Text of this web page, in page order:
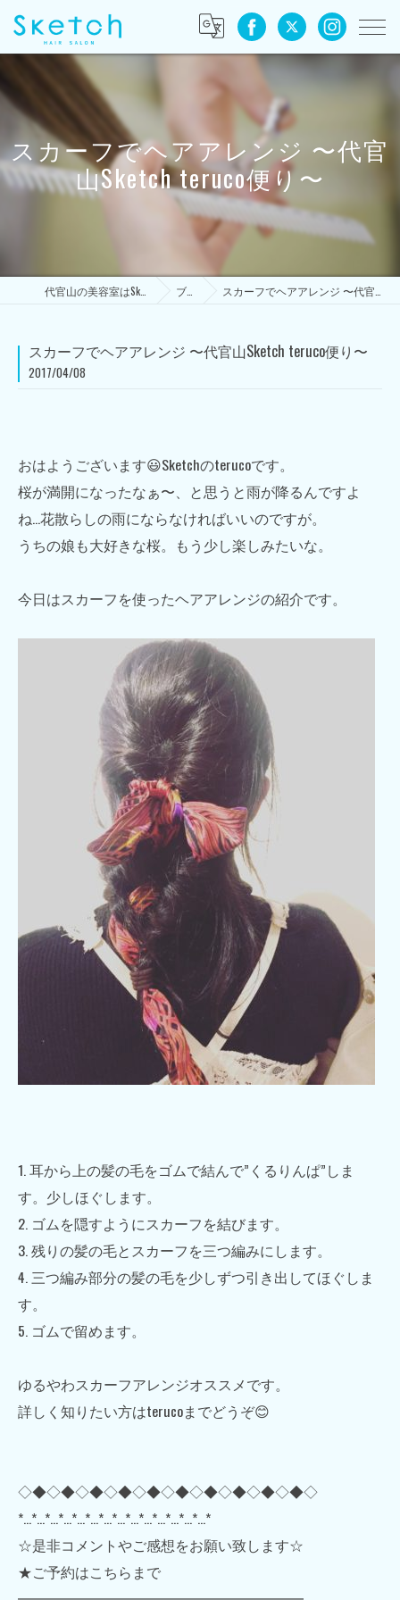
スカーフでヘアアレンジ 〜代官
山Sketch teruco便り〜
ブログ スカーフでヘアアレンジ 〜代官山Sketch teruco便り〜
スカーフでヘアアレンジ 〜代官山Sketch teruco便り〜
2017/04/08
おはようございます😃Sketchのterucoです。
桜が満開になったなぁ〜、と思うと雨が降るんですよ
ね…花散らしの雨にならなければいいのですが。
うちの娘も大好きな桜。もう少し楽しみたいな。
今日はスカーフを使ったヘアアレンジの紹介です。
1. 耳から上の髪の毛をゴムで結んで”くるりんぱ”しま
す。少しほぐします。
2. ゴムを隠すようにスカーフを結びます。
3. 残りの髪の毛とスカーフを三つ編みにします。
4. 三つ編み部分の髪の毛を少しずつ引き出してほぐしま
す。
5. ゴムで留めます。
ゆるやわスカーフアレンジオススメです。
詳しく知りたい方はterucoまでどうぞ😊
◇◆◇◆◇◆◇◆◇◆◇◆◇◆◇◆◇◆◇◆◇
*…*…*…*…*…*…*…*…*…*…*…*…*…*…*
☆是非コメントやご感想をお願い致します☆
★ご予約はこちらまで